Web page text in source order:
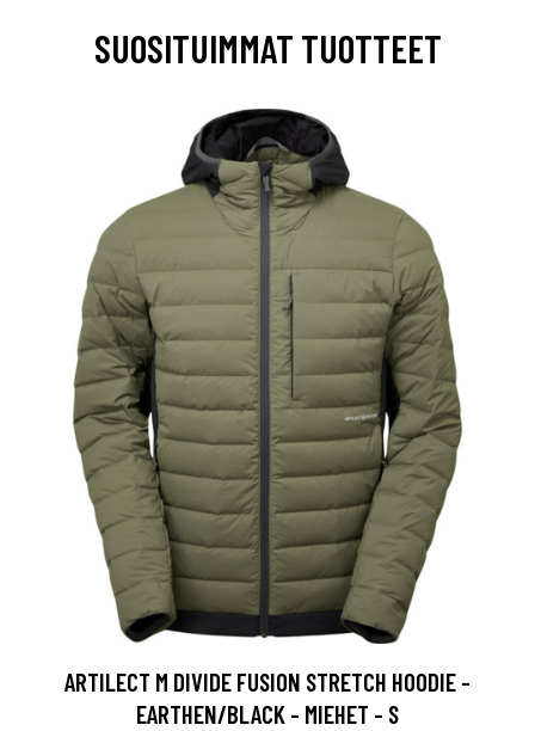
SUOSITUIMMAT TUOTTEET
ARTILECT M DIVIDE FUSION STRETCH HOODIE -
EARTHEN/BLACK - MIEHET - S